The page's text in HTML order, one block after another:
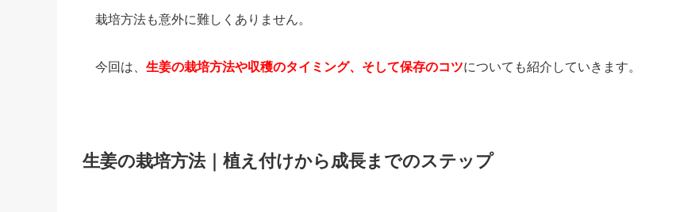
栽培方法も意外に難しくありません。
今回は、 生姜の栽培方法や収穫のタイミング、そして保存のコツについても紹介していきます。
生姜の栽培方法｜植え付けから成長までのステップ